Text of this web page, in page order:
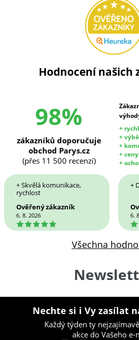
Hodnocení našich
98%
+
+
+
+ ceny
+
zákazníků doporučuje
obchod Parys.cz
(přes 11 500 recenzí)
+ Skvělá komunikace,
rychlost
Ověřený zákazník
6. 8. 2026
5
+
6.
5
Všechna
Nechte si i Vy zasílat
Každý týden ty
akce do Vašeho e-